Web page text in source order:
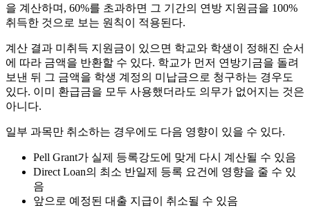
을 계산하며, 60%를 초과하면 그 기간의 연방 지원금을 100%
취득한 것으로 보는 원칙이 적용된다.
계산 결과 미취득 지원금이 있으면 학교와 학생이 정해진 순서
에 따라 금액을 반환할 수 있다. 학교가 먼저 연방기금을 돌려
보낸 뒤 그 금액을 학생 계정의 미납금으로 청구하는 경우도
있다. 이미 환급금을 모두 사용했더라도 의무가 없어지는 것은
아니다.
일부 과목만 취소하는 경우에도 다음 영향이 있을 수 있다.
Pell Grant가 실제 등록강도에 맞게 다시 계산될 수 있음
Direct Loan의 최소 반일제 등록 요건에 영향을 줄 수 있
음
앞으로 예정된 대출 지급이 취소될 수 있음